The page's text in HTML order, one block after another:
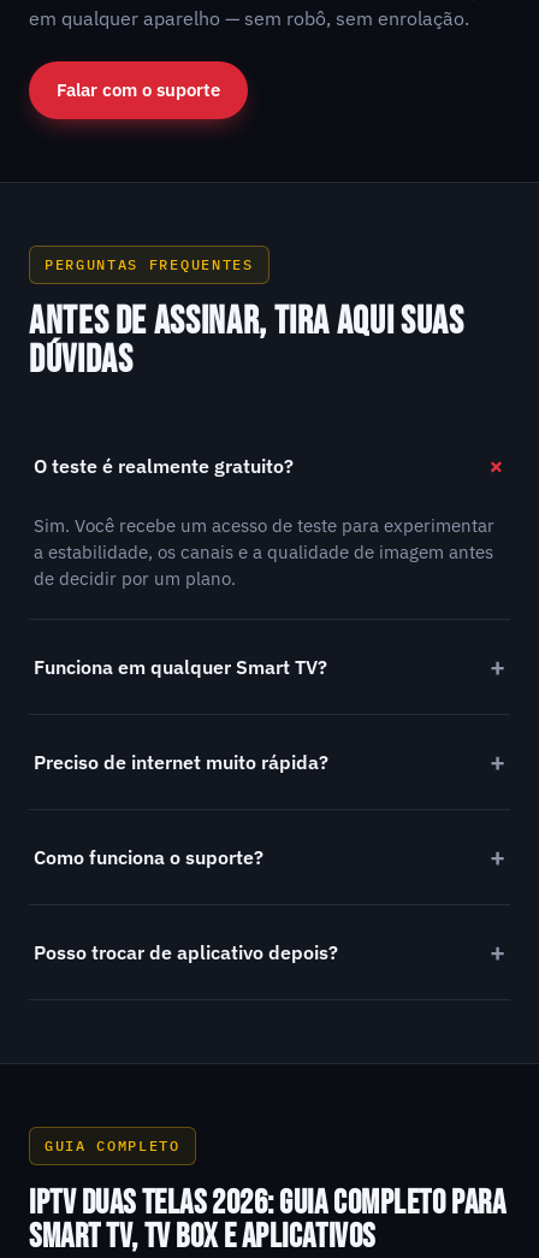
em qualquer aparelho — sem robô, sem enrolação.
Falar com o suporte
PERGUNTAS FREQUENTES
ANTES DE ASSINAR, TIRA AQUI SUAS
DÚVIDAS
O teste é realmente gratuito?
Sim. Você recebe um acesso de teste para experimentar
a estabilidade, os canais e a qualidade de imagem antes
de decidir por um plano.
Funciona em qualquer Smart TV?
Preciso de internet muito rápida?
Como funciona o suporte?
Posso trocar de aplicativo depois?
GUIA COMPLETO
IPTV DUAS TELAS 2026: GUIA COMPLETO PARA
SMART TV, TV BOX E APLICATIVOS